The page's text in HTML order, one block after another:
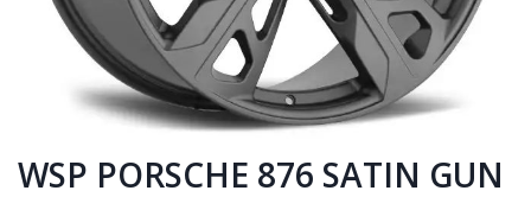
WSP PORSCHE 876 SATIN GUN